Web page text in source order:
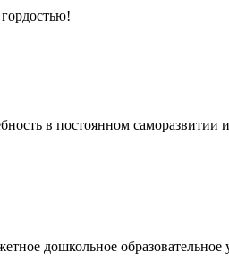
в постоянном саморазвитии
дошкольное